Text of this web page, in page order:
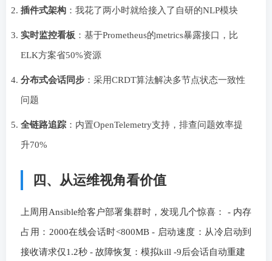
插件式架构 ：我花了两小时就给接入了自研的NLP模块
实时监控看板 ：基于Prometheus的metrics暴露接口，比
ELK方案省50%资源
分布式会话同步 ：采用CRDT算法解决多节点状态一致性
问题
全链路追踪 ：内置OpenTelemetry支持，排查问题效率提
升70%
四、从运维视角看价值
上周用Ansible给客户部署集群时，发现几个惊喜： - 内存
占用：2000在线会话时<800MB - 启动速度：从冷启动到
接收请求仅1.2秒 - 故障恢复：模拟kill -9后会话自动重建